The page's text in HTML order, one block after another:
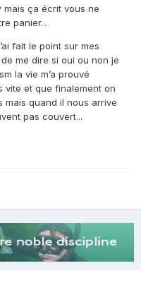
mais ça écrit vous ne
panier...
fait le point sur mes
me dire si oui ou non je
la vie m’a prouvé
vite et que finalement on
mais quand il nous arrive
pas couvert...